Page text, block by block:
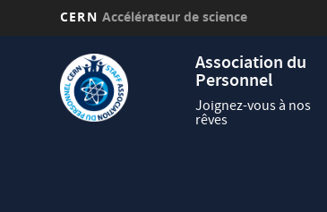
CERN Accélérateur de science
Association du
Personnel
Joignez-vous à nos
rêves